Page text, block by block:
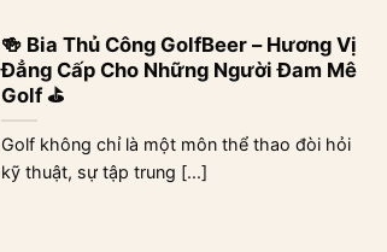
🍻 Bia Thủ Công GolfBeer – Hương Vị
Đẳng Cấp Cho Những Người Đam Mê
Golf ⛳
Golf không chỉ là một môn thể thao đòi hỏi
kỹ thuật, sự tập trung [...]